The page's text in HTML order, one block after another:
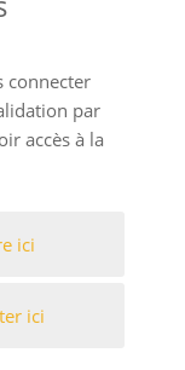
connecter
par
accès à la
ici
ici